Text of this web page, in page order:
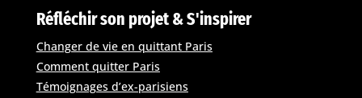
Réfléchir son projet & S'inspirer
Changer de vie en quittant Paris
Comment quitter Paris
Témoignages d’ex-parisiens